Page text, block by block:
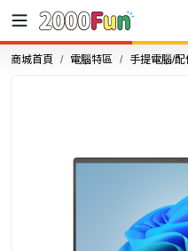
商城首頁 電腦特區 手提電腦/配